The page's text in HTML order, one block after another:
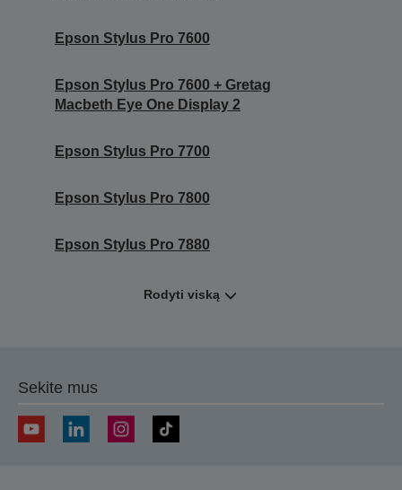
Epson Stylus Pro 7600
Epson Stylus Pro 7600 + Gretag
Macbeth Eye One Display 2
Epson Stylus Pro 7700
Epson Stylus Pro 7800
Epson Stylus Pro 7880
Rodyti viską
Sekite mus